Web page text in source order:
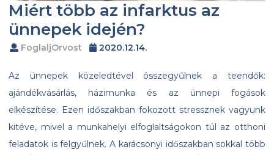
Miért több az infarktus az
ünnepek idején?
FoglaljOrvost 2020.12.14.
Az ünnepek közeledtével összegyűlnek a teendők:
ajándékvásárlás, házimunka és az ünnepi fogások
elkészítése. Ezen időszakban fokozott stressznek vagyunk
kitéve, mivel a munkahelyi elfoglaltságokon túl az otthoni
feladatok is felgyűlnek. A karácsonyi időszakban sokkal több